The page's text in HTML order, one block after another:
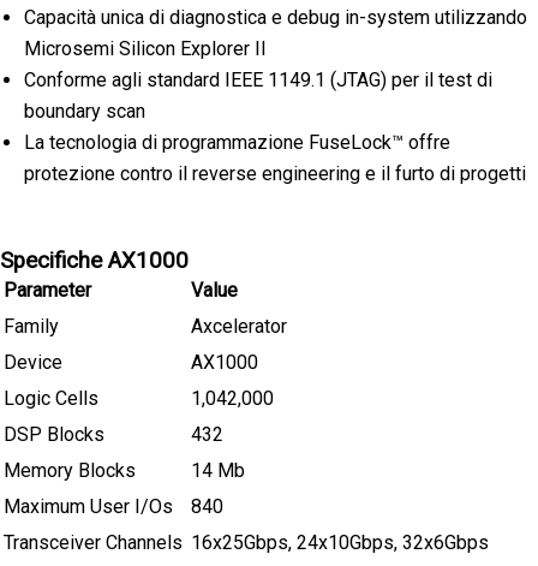
Capacità unica di diagnostica e debug in-system utilizzando
Microsemi Silicon Explorer II
Conforme agli standard IEEE 1149.1 (JTAG) per il test di
boundary scan
La tecnologia di programmazione FuseLock™ offre
protezione contro il reverse engineering e il furto di progetti
Specifiche AX1000
Parameter
Value
Family
Axcelerator
Device
AX1000
Logic Cells
1,042,000
DSP Blocks
432
Memory Blocks
14 Mb
Maximum User I/Os
840
Transceiver Channels 16x25Gbps, 24x10Gbps, 32x6Gbps